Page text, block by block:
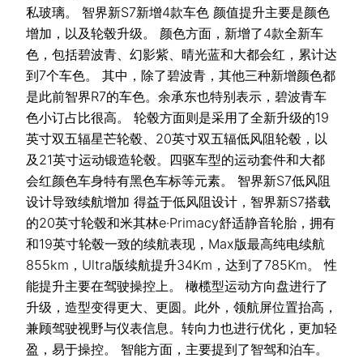
私玻璃。 智界新S7新增4款车色 颜值提升主要是颜色
增加，以及轮毂升级。 颜色方面，新增了4款全新车
色，包括碧波青、幻影紫、晴光蓝和大都会红，累计达
到7个车色。 其中，除了碧波青，其他三种新增颜色都
是此前智界R7的车色。余承东也特别表示，碧波青车
色小订占比很高。 轮毂方面则是采用了全新升级的19
英寸双五辐星芒轮毂、20英寸双五辐低风阻轮毂，以
及21英寸运动锻造轮毂。四驱车型的运动套件和大都
会红颜色车身特有黑色车标等元素。 智界新S7低风阻
设计导致续航增加 得益于低风阻设计，智界新S7搭载
的20英寸轮毂和米其林e·Primacy舒适静音轮胎，拥有
和19英寸轮毂一致的续航表现，Max版最高纯电续航
855km，Ultra版续航提升34Km，达到了785Km。 性
能提升主要在驾驶操控上。 橄榄型运动方向盘进行了
升级，造型变得更大、更圆。此外，领航屏位置抬高，
兼顾驾驶视野与仪表信息。转向力也进行优化，更加轻
盈，易于操控。 智能方面，主要提到了智驾和泊车。